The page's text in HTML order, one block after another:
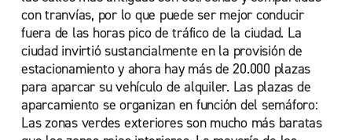
con tranvías, por lo que puede ser mejor conducir
fuera de las horas pico de tráfico de la ciudad. La
ciudad invirtió sustancialmente en la provisión de
estacionamiento y ahora hay más de 20.000 plazas
para aparcar su vehículo de alquiler. Las plazas de
aparcamiento se organizan en función del semáforo:
Las zonas verdes exteriores son mucho más baratas